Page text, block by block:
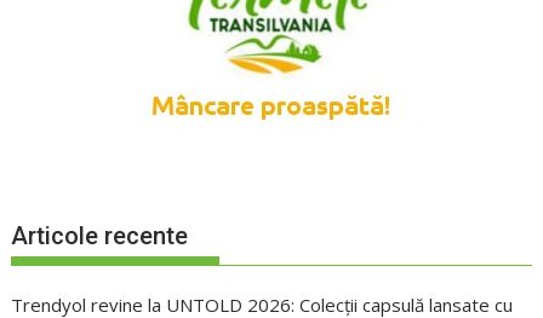
Articole recente
Trendyol revine la UNTOLD 2026: Colecții capsulă lansate cu